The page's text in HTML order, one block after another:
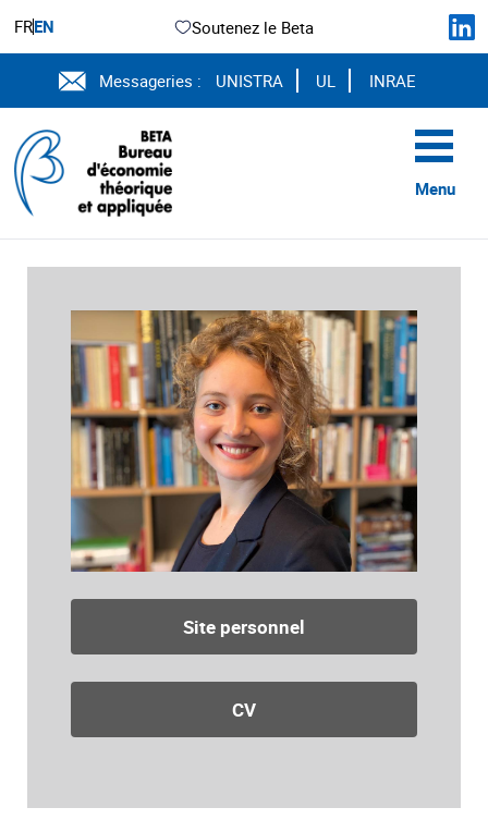
FREN Soutenez le Beta
Messageries : UNISTRA UL INRAE
Menu
Site personnel
CV